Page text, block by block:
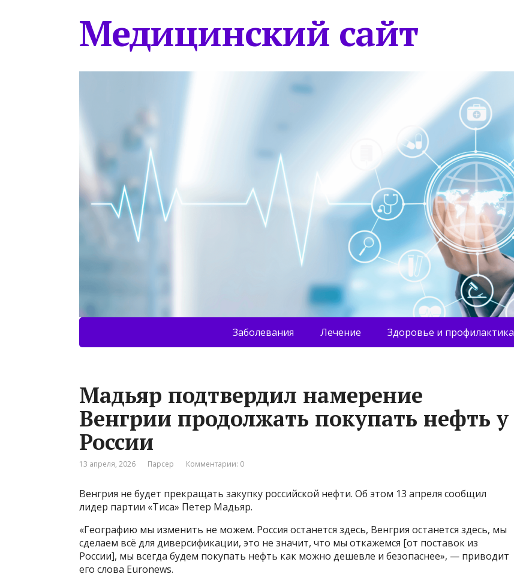
Медицинский сайт
Заболевания Лечение Здоровье и профилактика
Мадьяр подтвердил намерение
Венгрии продолжать покупать нефть у
России
13 апреля, 2026 Парсер Комментарии: 0
Венгрия не будет прекращать закупку российской нефти. Об этом 13 апреля сообщил
лидер партии «Тиса» Петер Мадьяр.
«Географию мы изменить не можем. Россия останется здесь, Венгрия останется здесь, мы
сделаем всё для диверсификации, это не значит, что мы откажемся [от поставок из
России], мы всегда будем покупать нефть как можно дешевле и безопаснее», — приводит
его слова Euronews.